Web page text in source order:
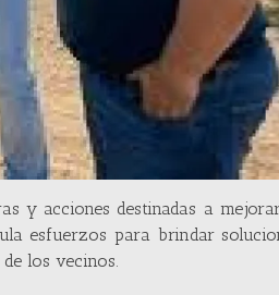
y acciones destinadas a
esfuerzos para brindar
los vecinos.